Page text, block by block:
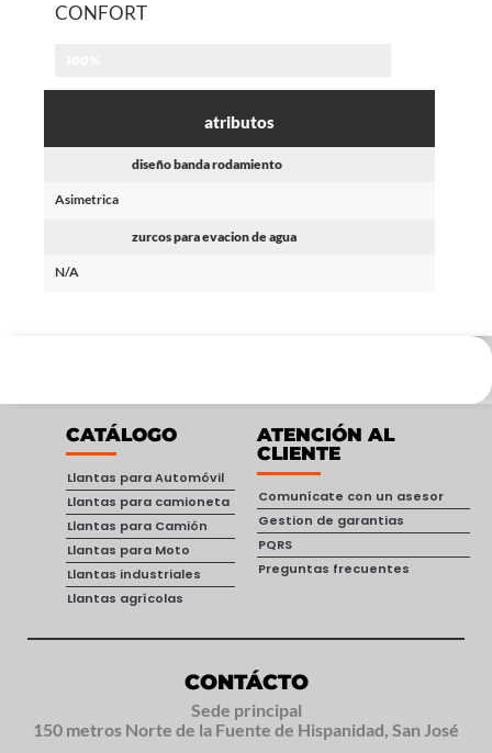
CONFORT
atributos
diseño banda rodamiento
Asimetrica
zurcos para evacion de agua
N/A
CATÁLOGO
Llantas para Automóvil
Llantas para camioneta
Llantas para Camión
Llantas para Moto
Llantas industriales
Llantas agrícolas
ATENCIÓN AL
CLIENTE
Comunícate con un asesor
Gestion de garantias
PQRS
Preguntas frecuentes
CONTÁCTO
Sede principal
150 metros Norte de la Fuente de Hispanidad, San José